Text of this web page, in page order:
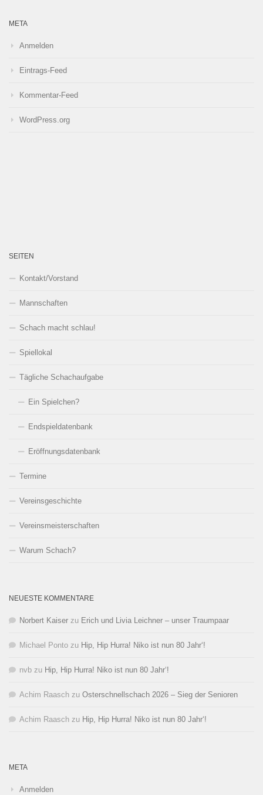
META
Anmelden
Eintrags-Feed
Kommentar-Feed
WordPress.org
SEITEN
Kontakt/Vorstand
Mannschaften
Schach macht schlau!
Spiellokal
Tägliche Schachaufgabe
Ein Spielchen?
Endspieldatenbank
Eröffnungsdatenbank
Termine
Vereinsgeschichte
Vereinsmeisterschaften
Warum Schach?
NEUESTE KOMMENTARE
Norbert Kaiser zu Erich und Livia Leichner – unser Traumpaar
Michael Ponto zu Hip, Hip Hurra! Niko ist nun 80 Jahr‘!
nvb zu Hip, Hip Hurra! Niko ist nun 80 Jahr‘!
Achim Raasch zu Osterschnellschach 2026 – Sieg der Senioren
Achim Raasch zu Hip, Hip Hurra! Niko ist nun 80 Jahr‘!
META
Anmelden